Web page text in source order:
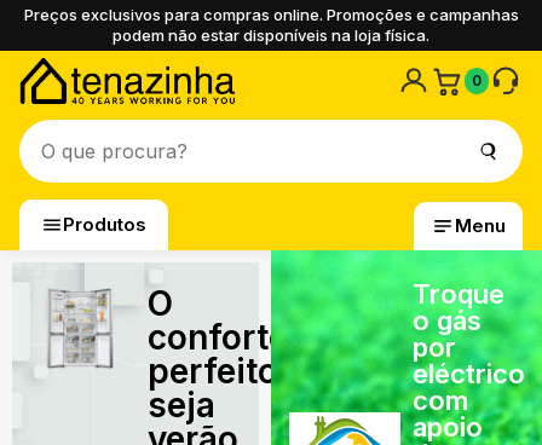
Preços exclusivos para compras online. Promoções e campanhas
podem não estar disponíveis na loja física.
0
Produtos Menu
O
conforto
perfeito,
seja
Troque
o gás
por
eléctrico
com
apoio